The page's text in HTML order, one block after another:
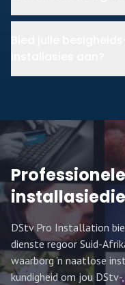
DStv Pro Installation
dienste regoor Suid-
waarborg 'n naatlose
kundigheid om jou